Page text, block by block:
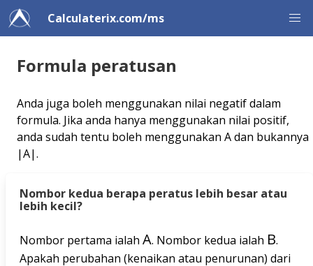
Calculaterix.com/ms
Formula peratusan
Anda juga boleh menggunakan nilai negatif dalam
formula. Jika anda hanya menggunakan nilai positif,
anda sudah tentu boleh menggunakan A dan bukannya
|A|.
Nombor kedua berapa peratus lebih besar atau
lebih kecil?
Nombor pertama ialah A. Nombor kedua ialah B.
Apakah perubahan (kenaikan atau penurunan) dari